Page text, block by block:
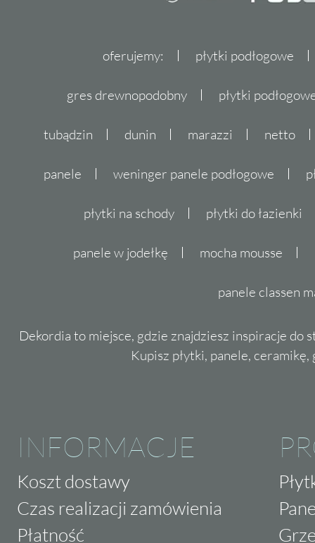
oferujemy: płytki podłogowe
gres drewnopodobny płytki
tubądzin dunin marazzi netto
panele weninger panele podłogowe
płytki na schody płytki do łazienki
panele w jodełkę mocha mousse
panele classen
Dekordia to miejsce, gdzie znajdziesz inspiracje do
Kupisz płytki, panele,
INFORMACJE
Koszt dostawy
Czas realizacji zamówienia
Płatność